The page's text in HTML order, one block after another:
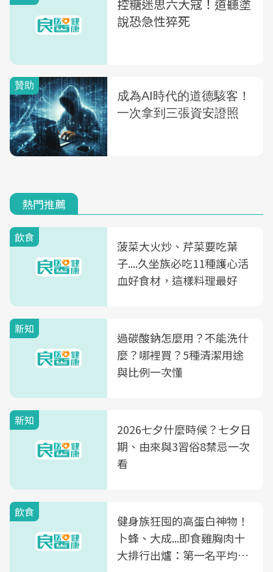
控糖迷思六大寇！道聽塗
說恐急性猝死
熱門推薦
飲食
菠菜大火炒、芹菜要吃葉
子....久坐族必吃11種護心活
血好食材，這樣料理最好
新知
過碳酸鈉怎麼用？不能洗什
麼？哪裡買？5種清潔用途
與比例一次懂
新知
2026七夕什麼時候？七夕日
期、由來與3習俗8禁忌一次
看
飲食
健身族狂囤的高蛋白神物！
卜蜂、大成...即食雞胸肉十
大排行出爐：第一名平均一